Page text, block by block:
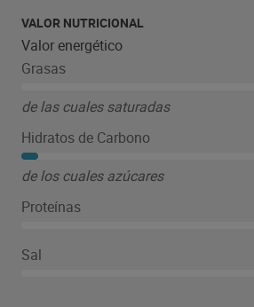
VALOR NUTRICIONAL
Valor energético
Grasas
de las cuales saturadas
Hidratos de Carbono
de los cuales azúcares
Proteínas
Sal